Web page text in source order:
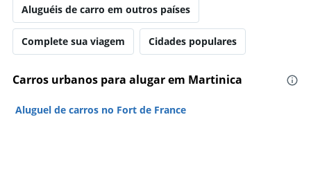
Aluguéis de carro em outros países
Complete sua viagem Cidades populares
Carros urbanos para alugar em Martinica
Aluguel de carros no Fort de France